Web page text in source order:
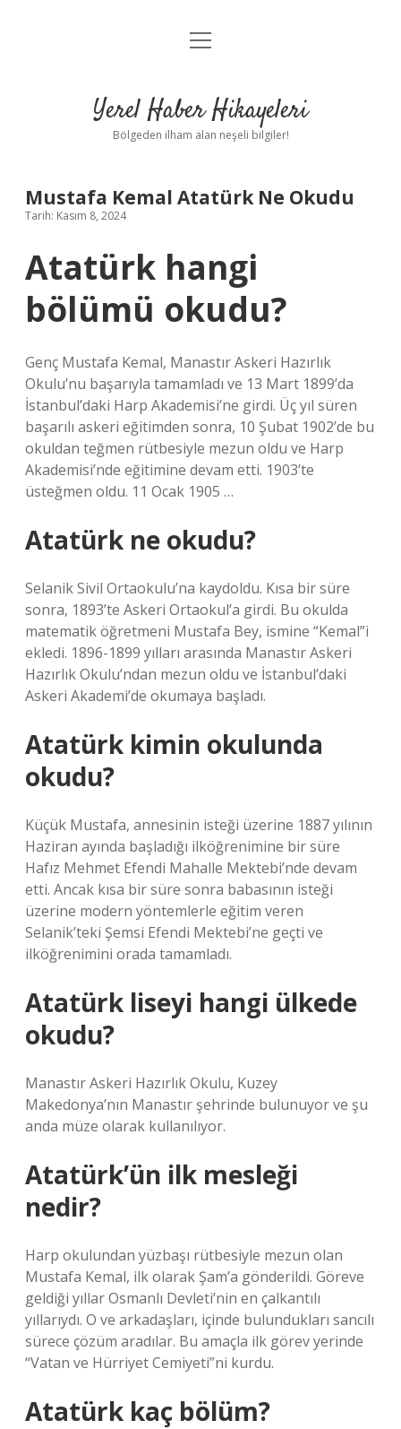
Anasayfa
Yasal Uyarı
menüyü
Yerel Haber Hikayeleri
Bölgeden ilham alan neşeli bilgiler!
Mustafa Kemal Atatürk Ne Okudu
Tarih: Kasım 8, 2024
Atatürk hangi
bölümü okudu?
Genç Mustafa Kemal, Manastır Askeri Hazırlık
Okulu’nu başarıyla tamamladı ve 13 Mart 1899’da
İstanbul’daki Harp Akademisi’ne girdi. Üç yıl süren
başarılı askeri eğitimden sonra, 10 Şubat 1902’de bu
okuldan teğmen rütbesiyle mezun oldu ve Harp
Akademisi’nde eğitimine devam etti. 1903’te
üsteğmen oldu. 11 Ocak 1905 …
Atatürk ne okudu?
Selanik Sivil Ortaokulu’na kaydoldu. Kısa bir süre
sonra, 1893’te Askeri Ortaokul’a girdi. Bu okulda
matematik öğretmeni Mustafa Bey, ismine “Kemal”i
ekledi. 1896-1899 yılları arasında Manastır Askeri
Hazırlık Okulu’ndan mezun oldu ve İstanbul’daki
Askeri Akademi’de okumaya başladı.
Atatürk kimin okulunda
okudu?
Küçük Mustafa, annesinin isteği üzerine 1887 yılının
Haziran ayında başladığı ilköğrenimine bir süre
Hafız Mehmet Efendi Mahalle Mektebi’nde devam
etti. Ancak kısa bir süre sonra babasının isteği
üzerine modern yöntemlerle eğitim veren
Selanik’teki Şemsi Efendi Mektebi’ne geçti ve
ilköğrenimini orada tamamladı.
Atatürk liseyi hangi ülkede
okudu?
Manastır Askeri Hazırlık Okulu, Kuzey
Makedonya’nın Manastır şehrinde bulunuyor ve şu
anda müze olarak kullanılıyor.
Atatürk’ün ilk mesleği
nedir?
Harp okulundan yüzbaşı rütbesiyle mezun olan
Mustafa Kemal, ilk olarak Şam’a gönderildi. Göreve
geldiği yıllar Osmanlı Devleti’nin en çalkantılı
yıllarıydı. O ve arkadaşları, içinde bulundukları sancılı
sürece çözüm aradılar. Bu amaçla ilk görev yerinde
“Vatan ve Hürriyet Cemiyeti”ni kurdu.
Atatürk kaç bölüm?